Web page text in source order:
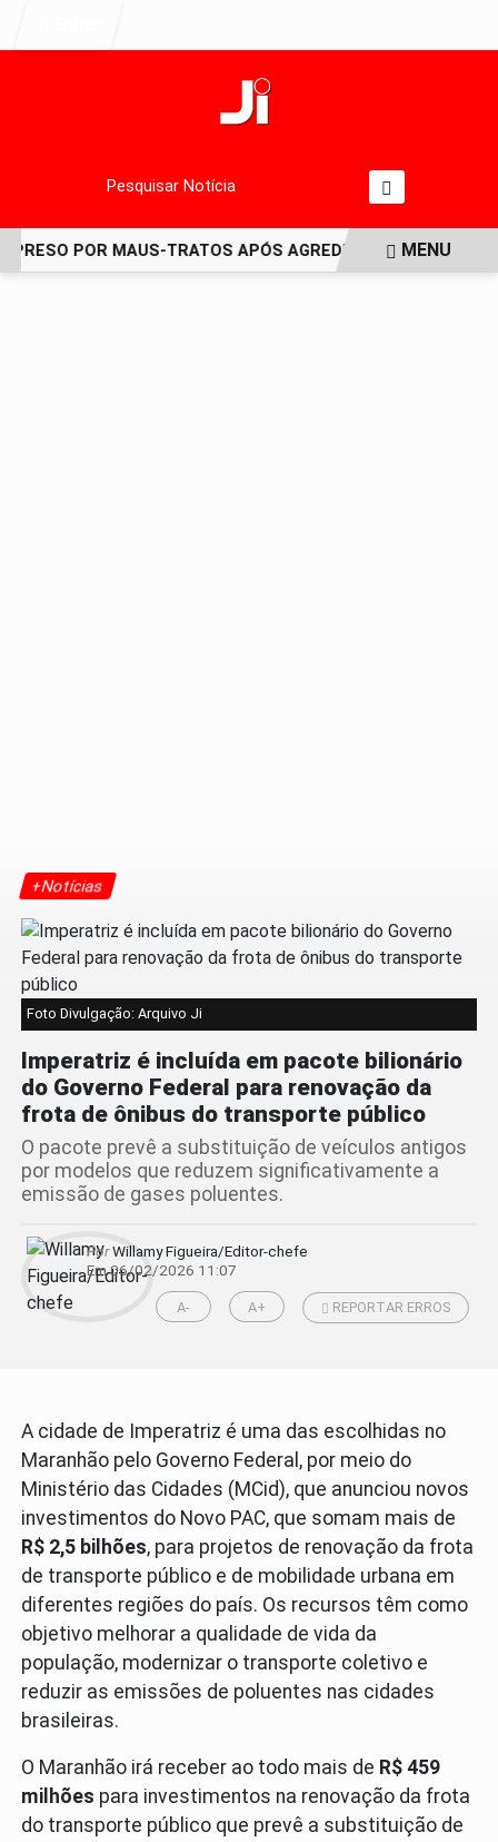
Pesquisar Notícia
POR MAUS-TRATOS APÓS AGREDIR GRAVEMENTE
MENU
+Notícias
Foto Divulgação: Arquivo Ji
Imperatriz é incluída em pacote bilionário
do Governo Federal para renovação da
frota de ônibus do transporte público
O pacote prevê a substituição de veículos antigos
por modelos que reduzem significativamente a
emissão de gases poluentes.
PorWillamy Figueira/Editor-chefe
Em 06/02/2026 11:07
A- A+ REPORTAR ERROS
A cidade de Imperatriz é uma das escolhidas no
Maranhão pelo Governo Federal, por meio do
Ministério das Cidades (MCid), que anunciou novos
investimentos do Novo PAC, que somam mais de
R$ 2,5 bilhões, para projetos de renovação da frota
de transporte público e de mobilidade urbana em
diferentes regiões do país. Os recursos têm como
objetivo melhorar a qualidade de vida da
população, modernizar o transporte coletivo e
reduzir as emissões de poluentes nas cidades
brasileiras.
O Maranhão irá receber ao todo mais de R$ 459
milhões para investimentos na renovação da frota
do transporte público que prevê a substituição de